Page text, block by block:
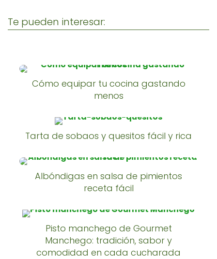
Te pueden interesar:
Cómo equipar tu cocina gastando
menos
Tarta de sobaos y quesitos fácil y rica
Albóndigas en salsa de pimientos
receta fácil
Pisto manchego de Gourmet
Manchego: tradición, sabor y
comodidad en cada cucharada